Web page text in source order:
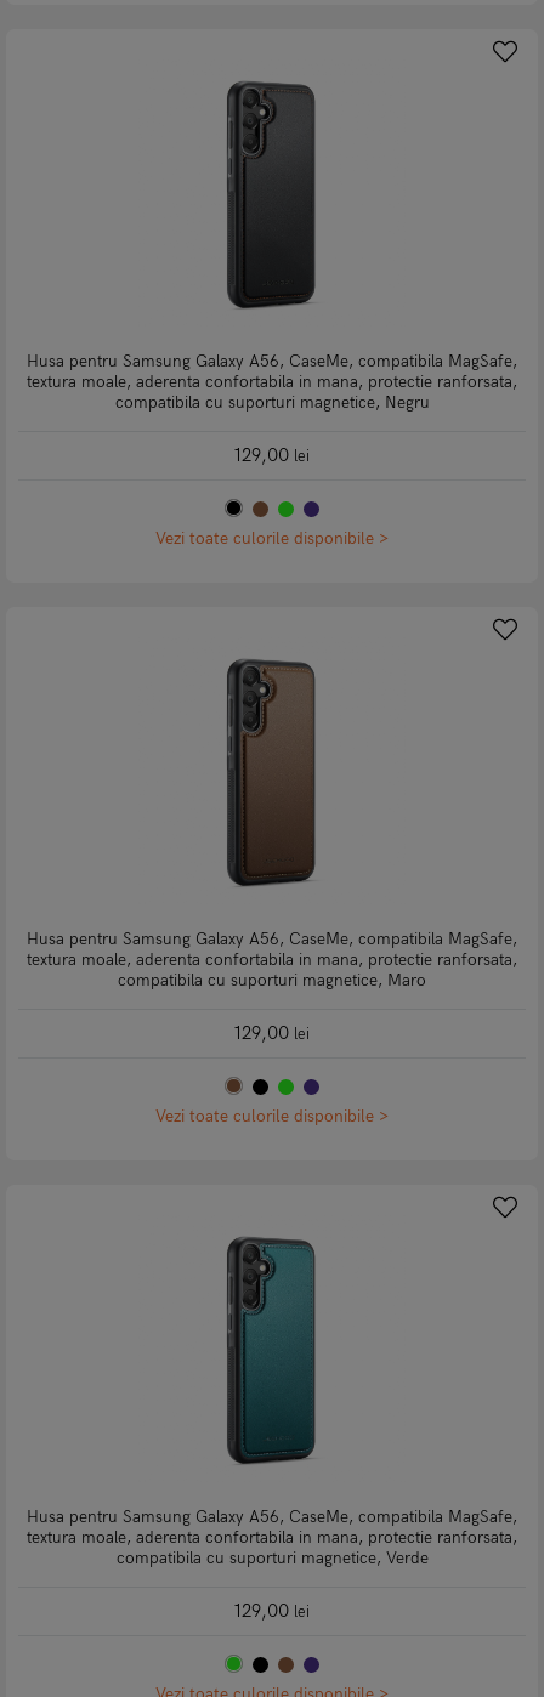
Husa pentru Samsung Galaxy A56, CaseMe, compatibila MagSafe,
textura moale, aderenta confortabila in mana, protectie ranforsata,
compatibila cu suporturi magnetice, Negru
129,00 lei
Vezi toate culorile disponibile >
Husa pentru Samsung Galaxy A56, CaseMe, compatibila MagSafe,
textura moale, aderenta confortabila in mana, protectie ranforsata,
compatibila cu suporturi magnetice, Maro
129,00 lei
Vezi toate culorile disponibile >
Husa pentru Samsung Galaxy A56, CaseMe, compatibila MagSafe,
textura moale, aderenta confortabila in mana, protectie ranforsata,
compatibila cu suporturi magnetice, Verde
129,00 lei